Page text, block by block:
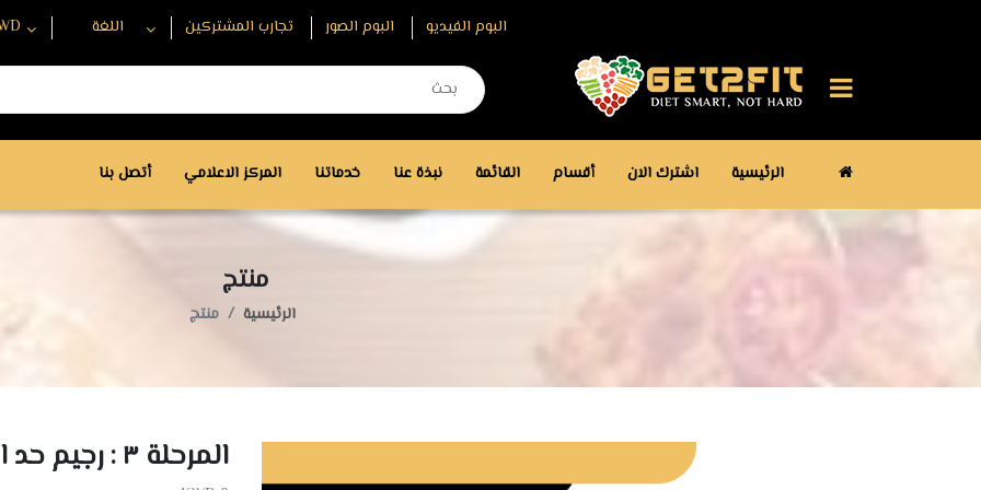
البوم الفيديو البوم الصور تجارب المشتركين اللغة
الرئيسية اشترك الان أقسام القائمة نبذة عنا خدماتنا المركز الاعلامي أتصل بنا
منتج
الرئيسية منتج
المرحلة ٣ : رجيم حد الدوسه ٢ - عالي الشدة -